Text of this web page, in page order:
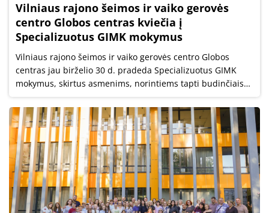
Vilniaus rajono šeimos ir vaiko gerovės
centro Globos centras kviečia į
Specializuotus GIMK mokymus
Vilniaus rajono šeimos ir vaiko gerovės centro Globos
centras jau birželio 30 d. pradeda Specializuotus GIMK
mokymus, skirtus asmenims, norintiems tapti budinčiais
ar nuolatiniais globotojais.